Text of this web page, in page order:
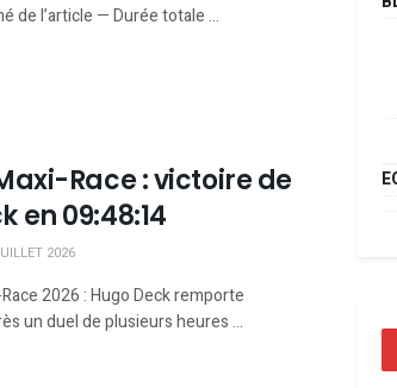
de l’article — Durée totale ...
Race : victoire de
en 09:48:14
2026
2026 : Hugo Deck remporte
un duel de plusieurs heures ...